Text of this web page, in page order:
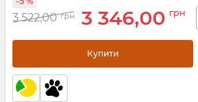
3 522,00 грн 3 346,00 грн
Купити